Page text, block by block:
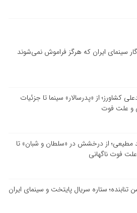
سینمای ایران که هرگز فراموش نمی‌شوند
کشاورز؛ از «پدرسالار» سینما تا جزئیات
علت فوت
مطیعی؛ از درخشش در «سلطان و شبان» تا
فوت ناگهانی
تنابنده؛ ستاره سریال پایتخت و سینمای ایران